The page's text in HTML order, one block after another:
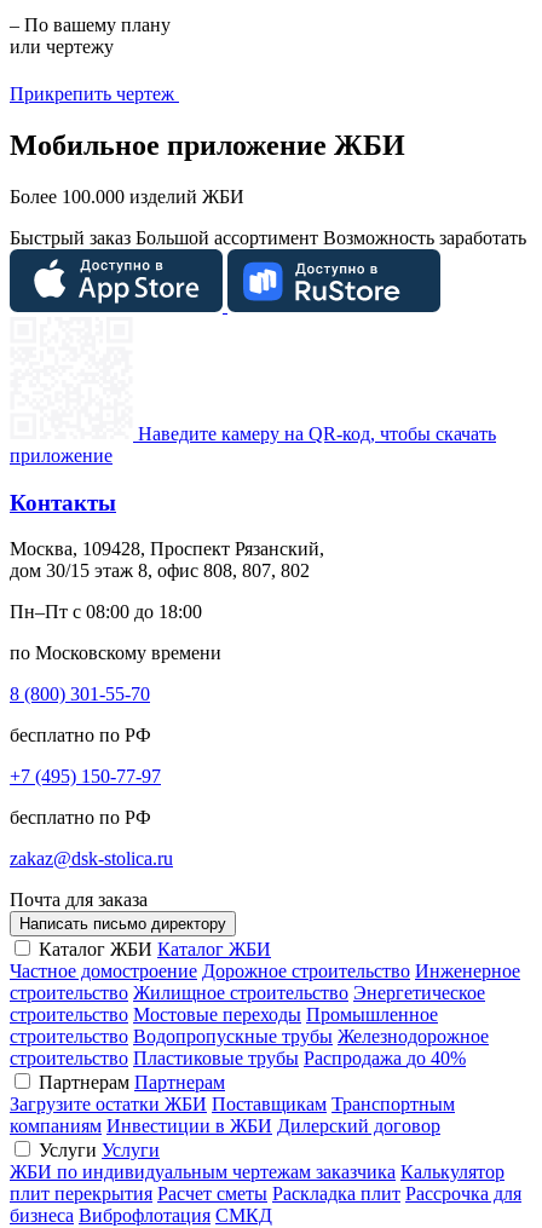
– По вашему плану
или чертежу
Прикрепить чертеж
Мобильное приложение ЖБИ
Более 100.000 изделий ЖБИ
Быстрый заказ Большой ассортимент Возможность заработать
Наведите камеру на QR-код, чтобы скачать
приложение
Контакты
Москва, 109428, Проспект Рязанский,
дом 30/15 этаж 8, офис 808, 807, 802
Пн–Пт с 08:00 до 18:00
по Московскому времени
8 (800) 301-55-70
бесплатно по РФ
+7 (495) 150-77-97
бесплатно по РФ
zakaz@dsk-stolica.ru
Почта для заказа
Написать письмо директору
Каталог ЖБИ Каталог ЖБИ
Частное домостроение Дорожное строительство Инженерное
строительство Жилищное строительство Энергетическое
строительство Мостовые переходы Промышленное
строительство Водопропускные трубы Железнодорожное
строительство Пластиковые трубы Распродажа до 40%
Партнерам Партнерам
Загрузите остатки ЖБИ Поставщикам Транспортным
компаниям Инвестиции в ЖБИ Дилерский договор
Услуги Услуги
ЖБИ по индивидуальным чертежам заказчика Калькулятор
плит перекрытия Расчет сметы Раскладка плит Рассрочка для
бизнеса Виброфлотация СМКД